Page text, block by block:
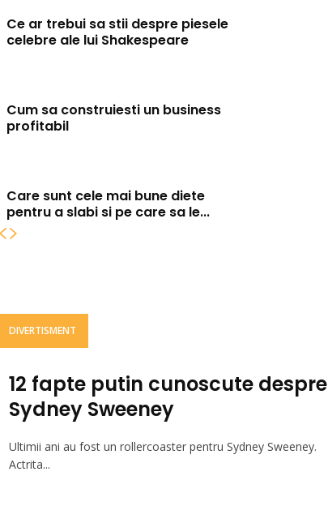
Ce ar trebui sa stii despre piesele
celebre ale lui Shakespeare
Cum sa construiesti un business
profitabil
Care sunt cele mai bune diete
pentru a slabi si pe care sa le...
DIVERTISMENT
12 fapte putin cunoscute despre
Sydney Sweeney
Ultimii ani au fost un rollercoaster pentru Sydney Sweeney.
Actrita...